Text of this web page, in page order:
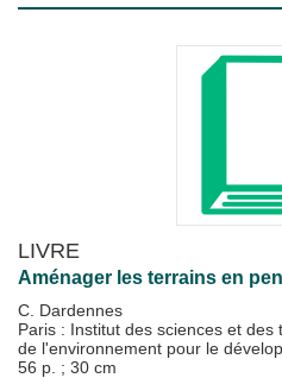
LIVRE
Aménager les terrains en
C. Dardennes
Paris : Institut des sciences et
de l'environnement pour le
56 p. ; 30 cm